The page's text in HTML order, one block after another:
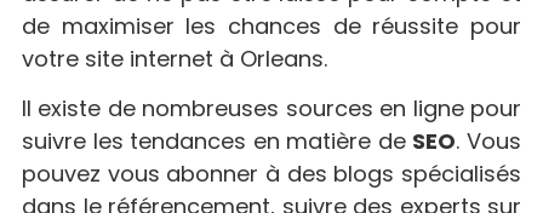
de maximiser les chances de réussite pour
votre site internet à Orleans.
Il existe de nombreuses sources en ligne pour
suivre les tendances en matière de SEO. Vous
pouvez vous abonner à des blogs spécialisés
dans le référencement, suivre des experts sur